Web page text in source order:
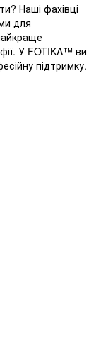
Наші фахівці
для
У FOTIKA™ ви
підтримку.